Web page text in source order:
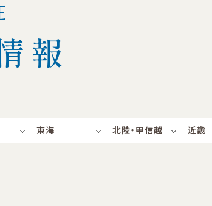
報
東海 北陸・甲信越 近畿